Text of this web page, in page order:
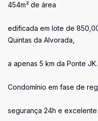
454m² de área
edificada em lote de
Quintas da Alvorada,
a apenas 5 km da Ponte JK.
Condomínio em fase de
segurança 24h e